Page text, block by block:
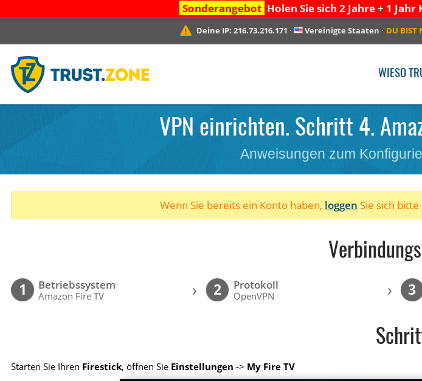
Sonderangebot Holen Sie sich 2 Jahre + 1 Jahr
Deine IP: 216.73.216.171 · Vereinigte Staaten · DU BIST
WIESO
VPN einrichten. Schritt 4.
Anweisungen zum
Wenn Sie bereits ein Konto haben, loggen Sie sich
1 Betriebssystem
Amazon Fire TV › 2 Protokoll
OpenVPN › 3
Starten Sie Ihren Firestick, öffnen Sie Einstellungen -> My Fire TV